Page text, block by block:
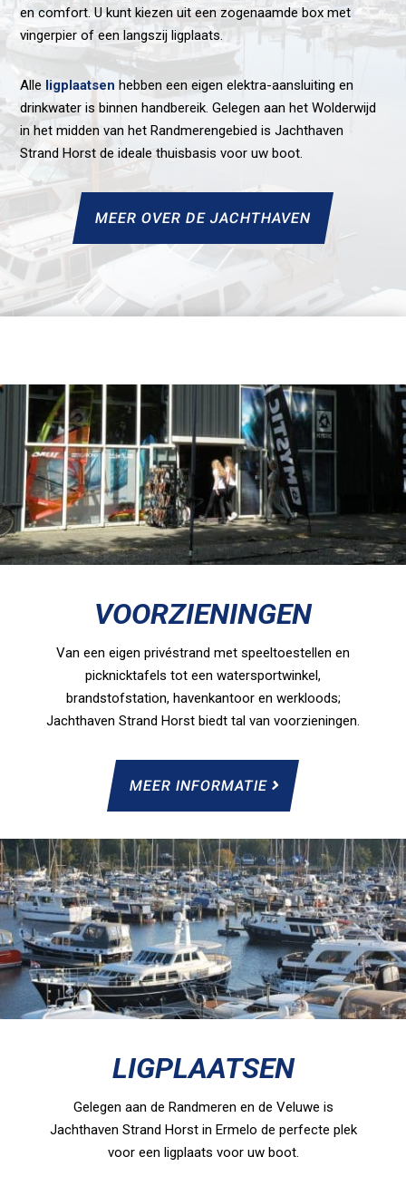
en comfort. U kunt kiezen uit een zogenaamde box met
vingerpier of een langszij ligplaats.
Alle ligplaatsen hebben een eigen elektra-aansluiting en
drinkwater is binnen handbereik. Gelegen aan het Wolderwijd
in het midden van het Randmerengebied is Jachthaven
Strand Horst de ideale thuisbasis voor uw boot.
MEER OVER DE JACHTHAVEN
VOORZIENINGEN
Van een eigen privéstrand met speeltoestellen en
picknicktafels tot een watersportwinkel,
brandstofstation, havenkantoor en werkloods;
Jachthaven Strand Horst biedt tal van voorzieningen.
MEER INFORMATIE
LIGPLAATSEN
Gelegen aan de Randmeren en de Veluwe is
Jachthaven Strand Horst in Ermelo de perfecte plek
voor een ligplaats voor uw boot.